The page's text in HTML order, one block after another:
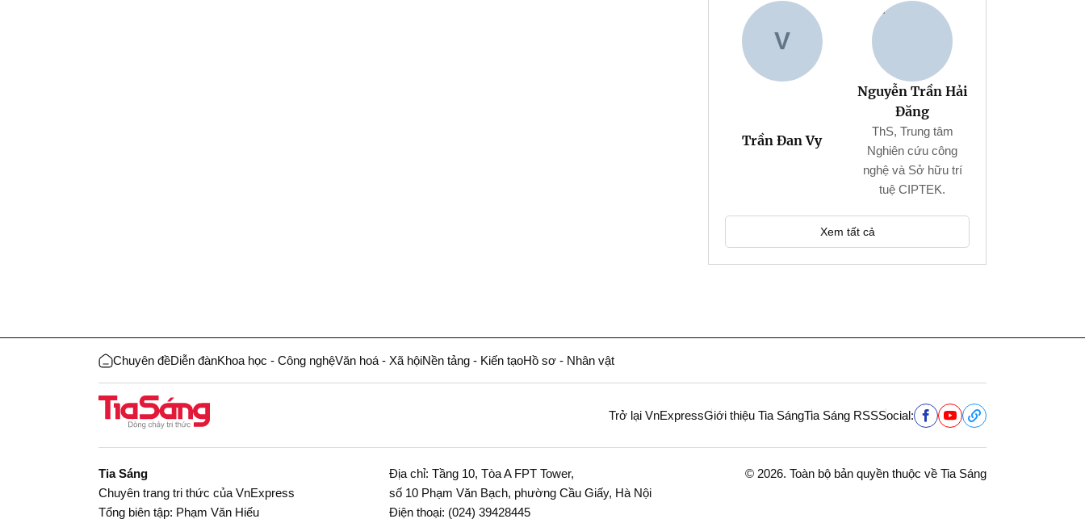
V
Trần Đan Vy
Nguyễn Trần Hải
Đăng
ThS, Trung tâm
Nghiên cứu công
nghệ và Sở hữu trí
tuệ CIPTEK.
Xem tất cả
Chuyên đềDiễn đànKhoa học - Công nghệVăn hoá - Xã hộiNền tảng - Kiến tạoHồ sơ - Nhân vật
Trở lại VnExpressGiới thiệu Tia SángTia Sáng RSSSocial:
Tia Sáng
Chuyên trang tri thức của VnExpress
Tổng biên tập: Phạm Văn Hiếu
Địa chỉ: Tầng 10, Tòa A FPT Tower,
số 10 Phạm Văn Bạch, phường Cầu Giấy, Hà Nội
Điện thoại: (024) 39428445
© 2026. Toàn bộ bản quyền thuộc về Tia Sáng